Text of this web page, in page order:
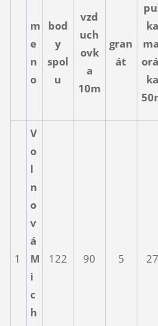
m
e
n
o
bod
y
spol
u
vzd
uch
ovk
a
10m
gran
át
ka
ka
1
V
o
l
n
o
v
á
M
i
c
h
122 90 5 27